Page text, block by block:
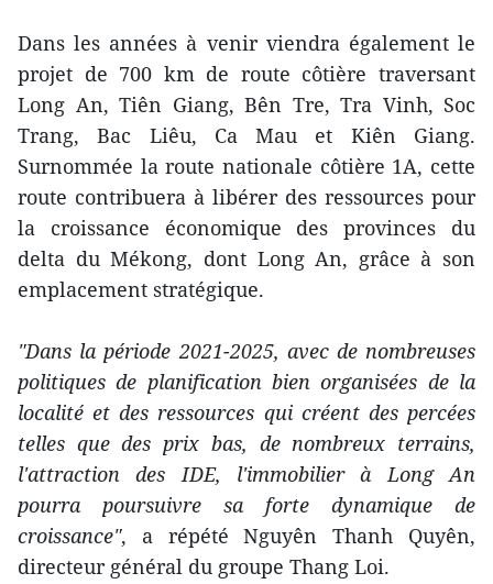
Dans les années à venir viendra également le
projet de 700 km de route côtière traversant
Long An, Tiên Giang, Bên Tre, Tra Vinh, Soc
Trang, Bac Liêu, Ca Mau et Kiên Giang.
Surnommée la route nationale côtière 1A, cette
route contribuera à libérer des ressources pour
la croissance économique des provinces du
delta du Mékong, dont Long An, grâce à son
emplacement stratégique.
"Dans la période 2021-2025, avec de nombreuses
politiques de planification bien organisées de la
localité et des ressources qui créent des percées
telles que des prix bas, de nombreux terrains,
l'attraction des IDE, l'immobilier à Long An
pourra poursuivre sa forte dynamique de
croissance", a répété Nguyên Thanh Quyên,
directeur général du groupe Thang Loi.